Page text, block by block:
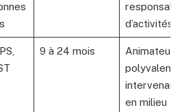
responsable
d’activités
9 à 24 mois
Animateur
polyvalent,
intervenant
en milieu